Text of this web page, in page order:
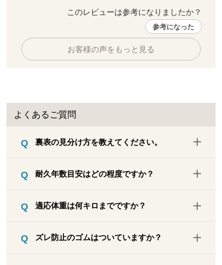
このレビューは参考になりましたか？
参考になった
お客様の声をもっと見る
よくあるご質問
裏表の見分け方を教えてください。
の粗いほうが裏です。裏側には四隅にゴム
れます。
耐久年数目安はどの程度ですか？
として5～6年程度です。
適応体重は何キロまでですか？
の方が寝た場合でも沈み込まないくらいの
ズレ防止のゴムはついていますか？